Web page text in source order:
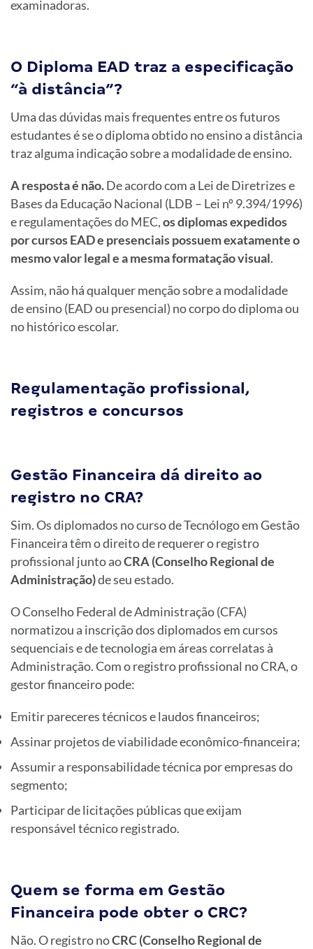
examinadoras.
O Diploma EAD traz a especificação
“à distância”?
Uma das dúvidas mais frequentes entre os futuros
estudantes é se o diploma obtido no ensino a distância
traz alguma indicação sobre a modalidade de ensino.
A resposta é não.De acordo com a Lei de Diretrizes e
Bases da Educação Nacional (LDB – Lei nº 9.394/1996)
e regulamentações do MEC,os diplomas expedidos
por cursos EAD e presenciais possuem exatamente o
mesmo valor legal e a mesma formatação visual.
Assim, não há qualquer menção sobre a modalidade
de ensino (EAD ou presencial) no corpo do diploma ou
no histórico escolar.
Regulamentação profissional,
registros e concursos
Gestão Financeira dá direito ao
registro no CRA?
Sim. Os diplomados no curso de Tecnólogo em Gestão
Financeira têm o direito de requerer o registro
profissional junto aoCRA (Conselho Regional de
Administração)de seu estado.
O Conselho Federal de Administração (CFA)
normatizou a inscrição dos diplomados em cursos
sequenciais e de tecnologia em áreas correlatas à
Administração. Com o registro profissional no CRA, o
gestor financeiro pode:
Emitir pareceres técnicos e laudos financeiros;
Assinar projetos de viabilidade econômico-financeira;
Assumir a responsabilidade técnica por empresas do
segmento;
Participar de licitações públicas que exijam
responsável técnico registrado.
Quem se forma em Gestão
Financeira pode obter o CRC?
Não. O registro noCRC (Conselho Regional de